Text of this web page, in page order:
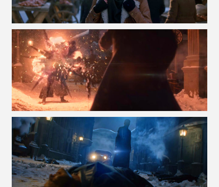
VOIR LA PHOTO EN GRAND FORMAT
VOIR LA PHOTO EN GRAND FORMAT